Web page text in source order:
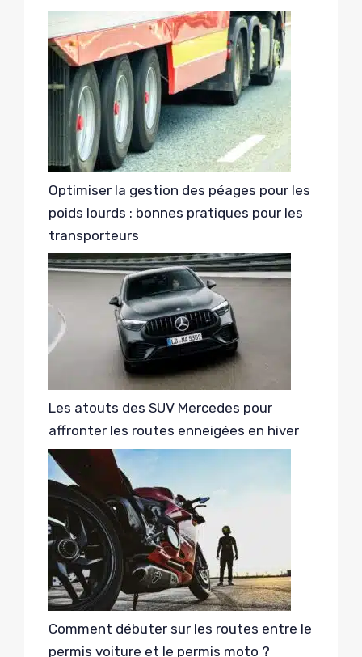
Optimiser la gestion des péages pour les
poids lourds : bonnes pratiques pour les
transporteurs
Les atouts des SUV Mercedes pour
affronter les routes enneigées en hiver
Comment débuter sur les routes entre le
permis voiture et le permis moto ?